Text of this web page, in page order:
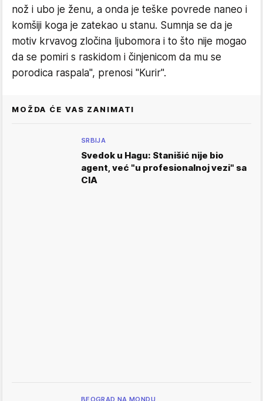
nož i ubo je ženu, a onda je teške povrede naneo i
komšiji koga je zatekao u stanu. Sumnja se da je
motiv krvavog zločina ljubomora i to što nije mogao
da se pomiri s raskidom i činjenicom da mu se
porodica raspala", prenosi "Kurir".
MOŽDA ĆE VAS ZANIMATI
SRBIJA
Svedok u Hagu: Stanišić nije bio
agent, već "u profesionalnoj vezi" sa
CIA
BEOGRAD NA MONDU